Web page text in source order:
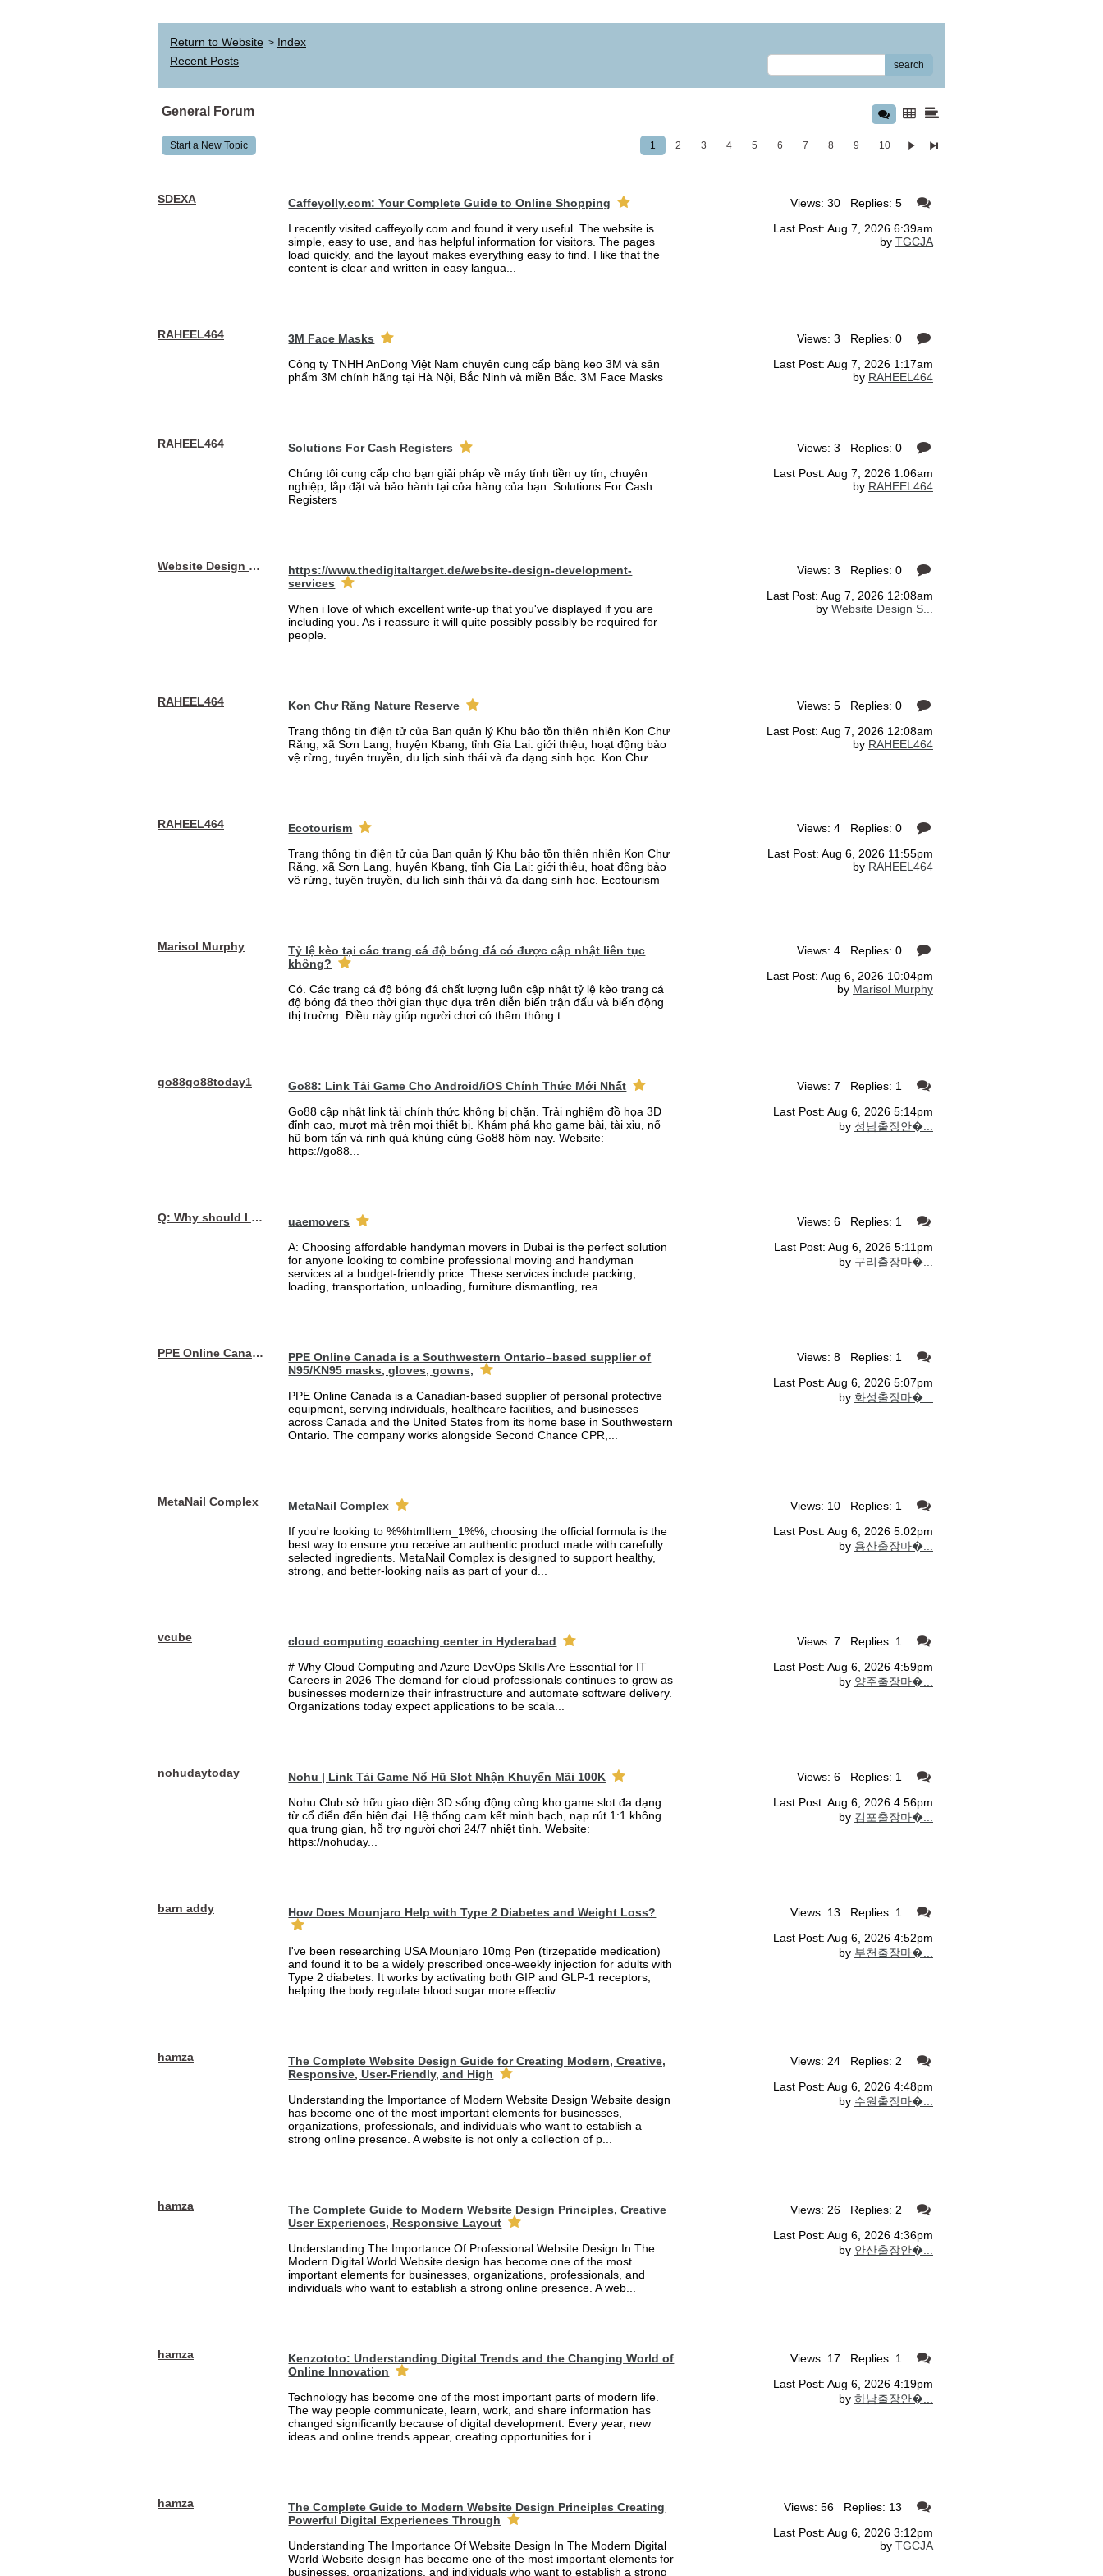
Return to Website > Index
Recent Posts
search
General Forum
Start a New Topic 1 2 3 4 5 6 7 8 9 10
SDEXA
Caffeyolly.com: Your Complete Guide to Online Shopping
I recently visited caffeyolly.com and found it very useful. The website is
simple, easy to use, and has helpful information for visitors. The pages
load quickly, and the layout makes everything easy to find. I like that the
content is clear and written in easy langua...
Views: 30 Replies: 5
Last Post: Aug 7, 2026 6:39am
by TGCJA
RAHEEL464
3M Face Masks
Công ty TNHH AnDong Việt Nam chuyên cung cấp băng keo 3M và sản
phẩm 3M chính hãng tại Hà Nội, Bắc Ninh và miền Bắc. 3M Face Masks
Views: 3 Replies: 0
Last Post: Aug 7, 2026 1:17am
by RAHEEL464
RAHEEL464
Solutions For Cash Registers
Chúng tôi cung cấp cho bạn giải pháp về máy tính tiền uy tín, chuyên
nghiệp, lắp đặt và bảo hành tại cửa hàng của bạn. Solutions For Cash
Registers
Views: 3 Replies: 0
Last Post: Aug 7, 2026 1:06am
by RAHEEL464
Website Design Services berin
https://www.thedigitaltarget.de/website-design-development-
services
When i love of which excellent write-up that you've displayed if you are
including you. As i reassure it will quite possibly possibly be required for
people.
Views: 3 Replies: 0
Last Post: Aug 7, 2026 12:08am
by Website Design S...
RAHEEL464
Kon Chư Răng Nature Reserve
Trang thông tin điện tử của Ban quản lý Khu bảo tồn thiên nhiên Kon Chư
Răng, xã Sơn Lang, huyện Kbang, tỉnh Gia Lai: giới thiệu, hoạt động bảo
vệ rừng, tuyên truyền, du lịch sinh thái và đa dạng sinh học. Kon Chư...
Views: 5 Replies: 0
Last Post: Aug 7, 2026 12:08am
by RAHEEL464
RAHEEL464
Ecotourism
Trang thông tin điện tử của Ban quản lý Khu bảo tồn thiên nhiên Kon Chư
Răng, xã Sơn Lang, huyện Kbang, tỉnh Gia Lai: giới thiệu, hoạt động bảo
vệ rừng, tuyên truyền, du lịch sinh thái và đa dạng sinh học. Ecotourism
Views: 4 Replies: 0
Last Post: Aug 6, 2026 11:55pm
by RAHEEL464
Marisol Murphy
Tỷ lệ kèo tại các trang cá độ bóng đá có được cập nhật liên tục
không?
Có. Các trang cá độ bóng đá chất lượng luôn cập nhật tỷ lệ kèo trang cá
độ bóng đá theo thời gian thực dựa trên diễn biến trận đấu và biến động
thị trường. Điều này giúp người chơi có thêm thông t...
Views: 4 Replies: 0
Last Post: Aug 6, 2026 10:04pm
by Marisol Murphy
go88go88today1
Go88: Link Tải Game Cho Android/iOS Chính Thức Mới Nhất
Go88 cập nhật link tải chính thức không bị chặn. Trải nghiệm đồ họa 3D
đỉnh cao, mượt mà trên mọi thiết bị. Khám phá kho game bài, tài xỉu, nổ
hũ bom tấn và rinh quà khủng cùng Go88 hôm nay. Website:
https://go88...
Views: 7 Replies: 1
Last Post: Aug 6, 2026 5:14pm
by 성남출장안�...
Q: Why should I choose affordable handyman movers in Dubai for my relocation and maintenance needs?
uaemovers
A: Choosing affordable handyman movers in Dubai is the perfect solution
for anyone looking to combine professional moving and handyman
services at a budget-friendly price. These services include packing,
loading, transportation, unloading, furniture dismantling, rea...
Views: 6 Replies: 1
Last Post: Aug 6, 2026 5:11pm
by 구리출장마�...
PPE Online Canada – Bulk PPE Supplier | N95, Gloves, Masks & Medical Supplies
PPE Online Canada is a Southwestern Ontario–based supplier of
N95/KN95 masks, gloves, gowns,
PPE Online Canada is a Canadian-based supplier of personal protective
equipment, serving individuals, healthcare facilities, and businesses
across Canada and the United States from its home base in Southwestern
Ontario. The company works alongside Second Chance CPR,...
Views: 8 Replies: 1
Last Post: Aug 6, 2026 5:07pm
by 화성출장마�...
MetaNail Complex
MetaNail Complex
If you're looking to %%htmlItem_1%%, choosing the official formula is the
best way to ensure you receive an authentic product made with carefully
selected ingredients. MetaNail Complex is designed to support healthy,
strong, and better-looking nails as part of your d...
Views: 10 Replies: 1
Last Post: Aug 6, 2026 5:02pm
by 용산출장마�...
vcube
cloud computing coaching center in Hyderabad
# Why Cloud Computing and Azure DevOps Skills Are Essential for IT
Careers in 2026 The demand for cloud professionals continues to grow as
businesses modernize their infrastructure and automate software delivery.
Organizations today expect applications to be scala...
Views: 7 Replies: 1
Last Post: Aug 6, 2026 4:59pm
by 양주출장마�...
nohudaytoday
Nohu | Link Tải Game Nổ Hũ Slot Nhận Khuyến Mãi 100K
Nohu Club sở hữu giao diện 3D sống động cùng kho game slot đa dạng
từ cổ điển đến hiện đại. Hệ thống cam kết minh bạch, nạp rút 1:1 không
qua trung gian, hỗ trợ người chơi 24/7 nhiệt tình. Website:
https://nohuday...
Views: 6 Replies: 1
Last Post: Aug 6, 2026 4:56pm
by 김포출장마�...
barn addy How Does Mounjaro Help with Type 2 Diabetes and Weight Loss?
I've been researching USA Mounjaro 10mg Pen (tirzepatide medication)
and found it to be a widely prescribed once-weekly injection for adults with
Type 2 diabetes. It works by activating both GIP and GLP-1 receptors,
helping the body regulate blood sugar more effectiv...
Views: 13 Replies: 1
Last Post: Aug 6, 2026 4:52pm
by 부천출장마�...
hamza
The Complete Website Design Guide for Creating Modern, Creative,
Responsive, User-Friendly, and High
Understanding the Importance of Modern Website Design Website design
has become one of the most important elements for businesses,
organizations, professionals, and individuals who want to establish a
strong online presence. A website is not only a collection of p...
Views: 24 Replies: 2
Last Post: Aug 6, 2026 4:48pm
by 수원출장마�...
hamza
The Complete Guide to Modern Website Design Principles, Creative
User Experiences, Responsive Layout
Understanding The Importance Of Professional Website Design In The
Modern Digital World Website design has become one of the most
important elements for businesses, organizations, professionals, and
individuals who want to establish a strong online presence. A web...
Views: 26 Replies: 2
Last Post: Aug 6, 2026 4:36pm
by 안산출장안�...
hamza
Kenzototo: Understanding Digital Trends and the Changing World of
Online Innovation
Technology has become one of the most important parts of modern life.
The way people communicate, learn, work, and share information has
changed significantly because of digital development. Every year, new
ideas and online trends appear, creating opportunities for i...
Views: 17 Replies: 1
Last Post: Aug 6, 2026 4:19pm
by 하남출장안�...
hamza
The Complete Guide to Modern Website Design Principles Creating
Powerful Digital Experiences Through
Understanding The Importance Of Website Design In The Modern Digital
World Website design has become one of the most important elements for
businesses, organizations, and individuals who want to establish a strong
Views: 56 Replies: 13
Last Post: Aug 6, 2026 3:12pm
by TGCJA